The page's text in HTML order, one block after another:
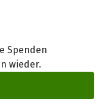
Spenden
wieder.